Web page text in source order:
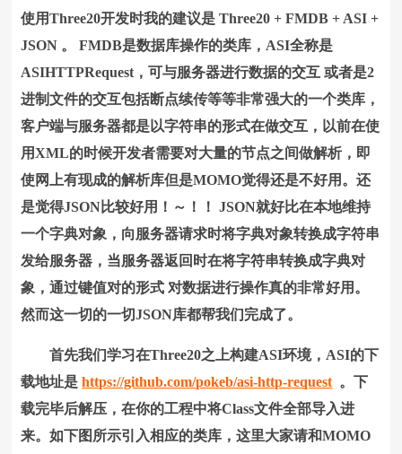
使用Three20开发时我的建议是 Three20 + FMDB + ASI +
JSON 。 FMDB是数据库操作的类库，ASI全称是
ASIHTTPRequest，可与服务器进行数据的交互 或者是2
进制文件的交互包括断点续传等等非常强大的一个类库，
客户端与服务器都是以字符串的形式在做交互，以前在使
用XML的时候开发者需要对大量的节点之间做解析，即
使网上有现成的解析库但是MOMO觉得还是不好用。还
是觉得JSON比较好用！～！！ JSON就好比在本地维持
一个字典对象，向服务器请求时将字典对象转换成字符串
发给服务器，当服务器返回时在将字符串转换成字典对
象，通过键值对的形式 对数据进行操作真的非常好用。
然而这一切的一切JSON库都帮我们完成了。
首先我们学习在Three20之上构建ASI环境，ASI的下
载地址是https://github.com/pokeb/asi-http-request 。下
载完毕后解压，在你的工程中将Class文件全部导入进
来。如下图所示引入相应的类库，这里大家请和MOMO